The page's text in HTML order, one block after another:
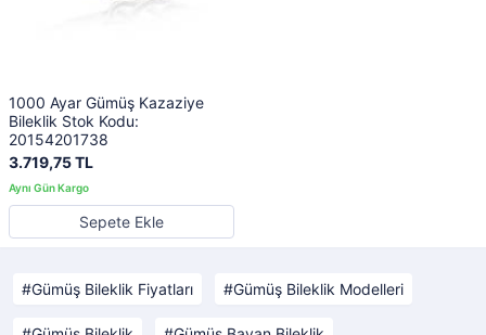
1000 Ayar Gümüş Kazaziye
Bileklik Stok Kodu:
20154201738
3.719,75 TL
Sepete Ekle
Gümüş Bileklik Fiyatları Gümüş Bileklik Modelleri